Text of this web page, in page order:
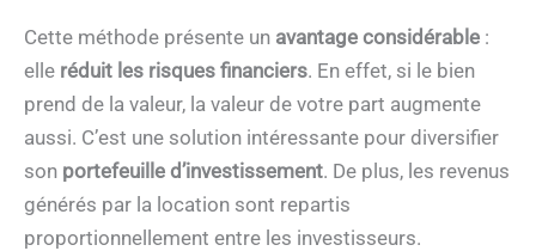
Cette méthode présente un avantage considérable :
elle réduit les risques financiers. En effet, si le bien
prend de la valeur, la valeur de votre part augmente
aussi. C’est une solution intéressante pour diversifier
son portefeuille d’investissement. De plus, les revenus
générés par la location sont repartis
proportionnellement entre les investisseurs.